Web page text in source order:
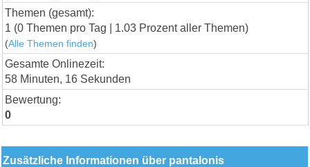
Themen (gesamt):
1 (0 Themen pro Tag | 1.03 Prozent aller Themen)
(Alle Themen finden)
Gesamte Onlinezeit:
58 Minuten, 16 Sekunden
Bewertung:
0
Zusätzliche Informationen über pantalonis